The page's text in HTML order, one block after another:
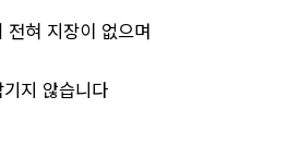
혀 지장이 없으며
지 않습니다